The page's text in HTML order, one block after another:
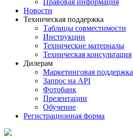
Правовая информация
Новости
Техническая поддержка
Таблицы совместимости
Инструкции
Технические материалы
Техническая консультация
Дилерам
Маркетинговая поддержка
Запрос на API
Фотобанк
Презентации
Обучение
Регистрационная форма